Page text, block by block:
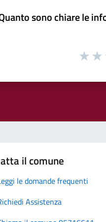
sono chiare le
il comune
le domande frequenti
Assistenza